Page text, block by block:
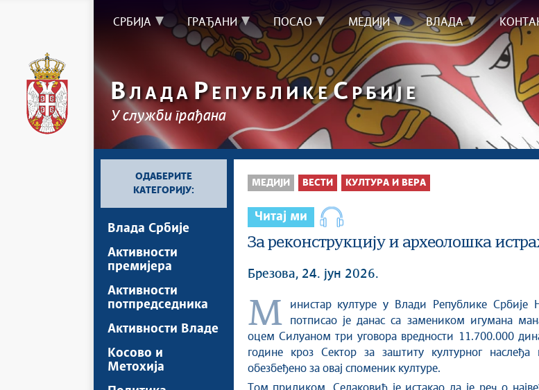
СРБИЈА ГРАЂАНИ ПОСАО МЕДИЈИ ВЛАДА
ВЛАДА Р ЕПУБЛИКЕС РБИЈЕ
У служби грађана
ОДАБЕРИТЕ
КАТЕГОРИЈУ:
Влада Србије
Активности
премијера
Активности
потпредседника
Активности Владе
Косово и
Метохија
МЕДИЈИ ВЕСТИ КУЛТУРА И ВЕРА
Читај ми
За реконструкцију и археолошка
Брезова, 24. јун 2026.
Министар културе у Влади Републике Србије Никола Селаковић
потписао је данас са замеником игумана
оцем Силуаном три уговора вредности 11.700.000
године кроз Сектор за заштиту културног наслеђа
обезбеђено за овај споменик културе.